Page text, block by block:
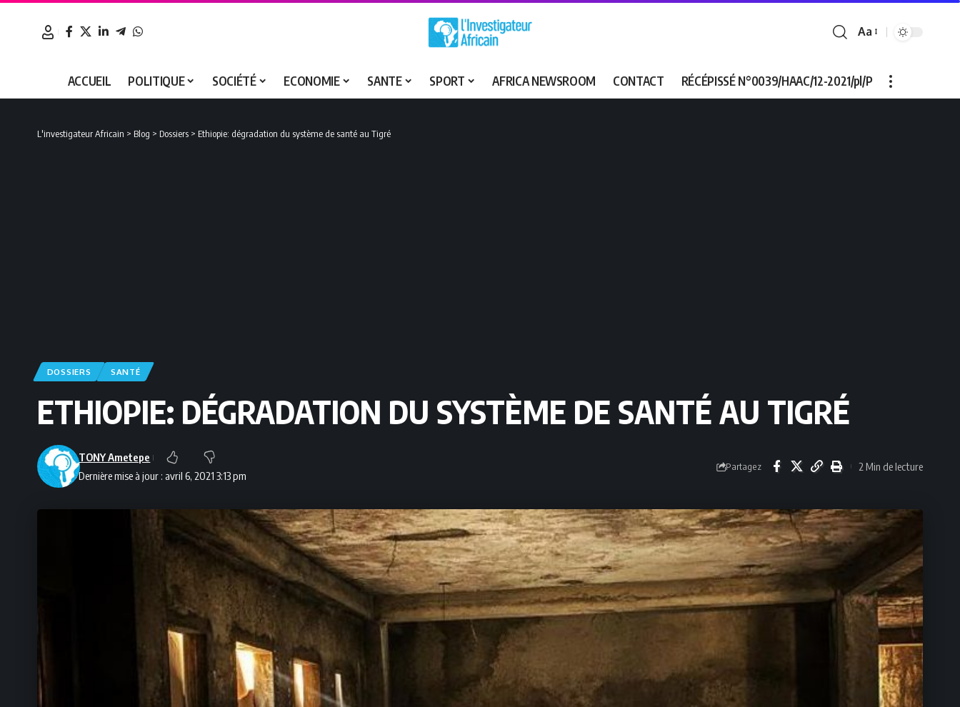
Font
Aa
ACCUEIL POLITIQUE SOCIÉTÉ ECONOMIE SANTE SPORT AFRICA NEWSROOM CONTACT RÉCÉPISSÉ N°0039/HAAC/12-2021/pl/P
L'investigateur Africain > Blog > Dossiers > Ethiopie: dégradation du système de santé au Tigré
DOSSIERS SANTÉ
ETHIOPIE: DÉGRADATION DU SYSTÈME DE SANTÉ AU TIGRÉ
Dernière mise à jour : avril 6, 2021 3:13 pm
TONY Ametepe
Partagez 2 Min de lecture